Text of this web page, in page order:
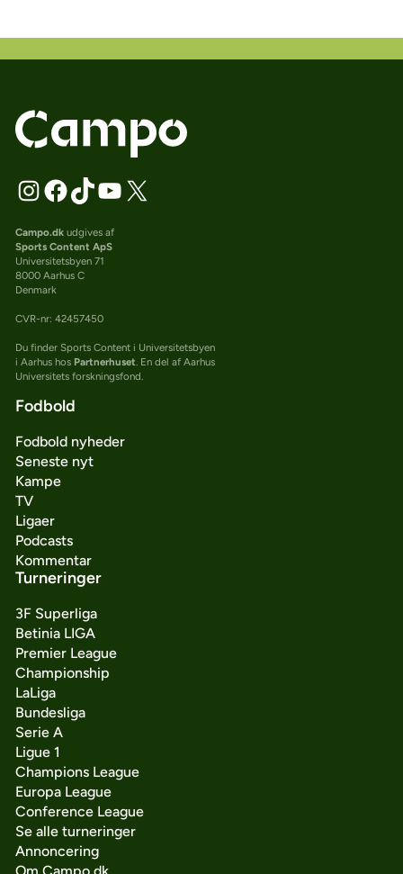
Campo.dkudgives af
Sports Content ApS
Universitetsbyen 71
8000 Aarhus C
Denmark
CVR-nr: 42457450
Du finder Sports Content i Universitetsbyen
i Aarhus hos Partnerhuset. En del af Aarhus
Universitets forskningsfond.
Fodbold
Fodbold nyheder
Seneste nyt
Kampe
TV
Ligaer
Podcasts
Kommentar
Turneringer
3F Superliga
Betinia LIGA
Premier League
Championship
LaLiga
Bundesliga
Serie A
Ligue 1
Champions League
Europa League
Conference League
Se alle turneringer
Annoncering